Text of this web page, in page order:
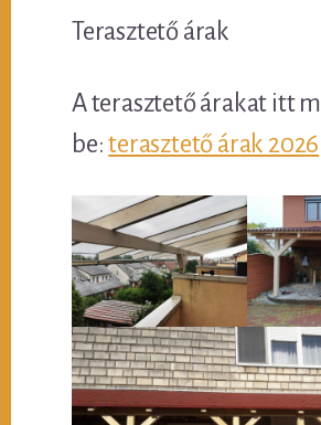
Terasztető árak
A terasztető árakat itt
be:terasztető árak 2026